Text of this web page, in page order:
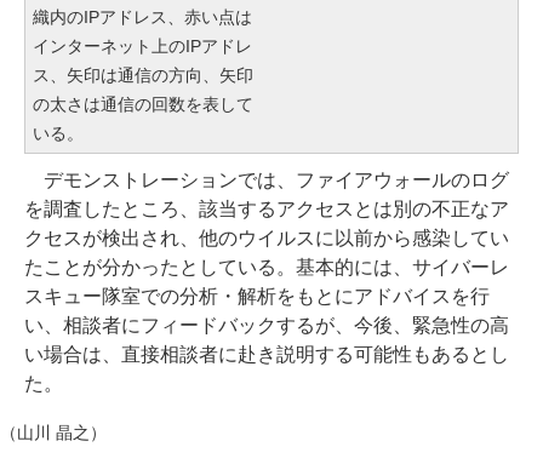
織内のIPアドレス、赤い点は
インターネット上のIPアドレ
ス、矢印は通信の方向、矢印
の太さは通信の回数を表して
いる。
デモンストレーションでは、ファイアウォールのログ
を調査したところ、該当するアクセスとは別の不正なア
クセスが検出され、他のウイルスに以前から感染してい
たことが分かったとしている。基本的には、サイバーレ
スキュー隊室での分析・解析をもとにアドバイスを行
い、相談者にフィードバックするが、今後、緊急性の高
い場合は、直接相談者に赴き説明する可能性もあるとし
た。
（山川 晶之）